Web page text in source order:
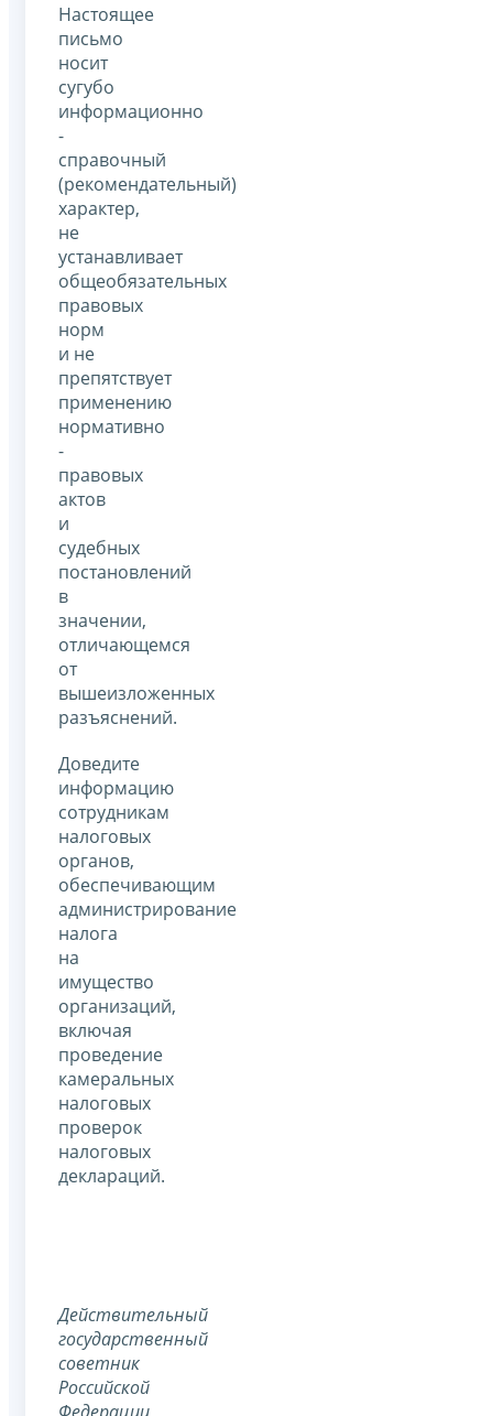
Настоящее
письмо
носит
сугубо
информационно
-
справочный
(рекомендательный)
характер,
не
устанавливает
общеобязательных
правовых
норм
и не
препятствует
применению
нормативно
-
правовых
актов
и
судебных
постановлений
в
значении,
отличающемся
от
вышеизложенных
разъяснений.
Доведите
информацию
сотрудникам
налоговых
органов,
обеспечивающим
администрирование
налога
на
имущество
организаций,
включая
проведение
камеральных
налоговых
проверок
налоговых
деклараций.
Действительный
государственный
советник
Российской